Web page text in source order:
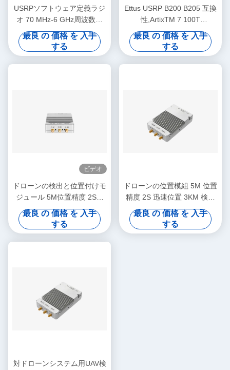
USRPソフトウェア定義ラジ
オ 70 MHz-6 GHz周波数帯
56 MHz帯域幅と 2T2Rチャ
ンネル
最良 の 価格 を 入手
する
Ettus USRP B200 B205 互換
性,ArtixTM 7 100T
FPGA,AD9361 RF 70 MHz-6
GHz,56 MHz BW それぞれ,1
チャネル USRP ソフトウェ
ア定義ラジオモジュール
最良 の 価格 を 入手
する
ビデオ
ドローンの検出と位置付けモ
ジュール 5M位置精度 2S迅
速位置 3KM検出範囲
最良 の 価格 を 入手
する
ドローンの位置模組 5M 位置
精度 2S 迅速位置 3KM 検出
範囲
最良 の 価格 を 入手
する
対ドローンシステム用UAV検